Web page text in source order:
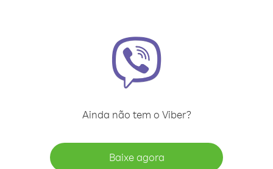
Ainda não tem o Viber?
Baixe agora